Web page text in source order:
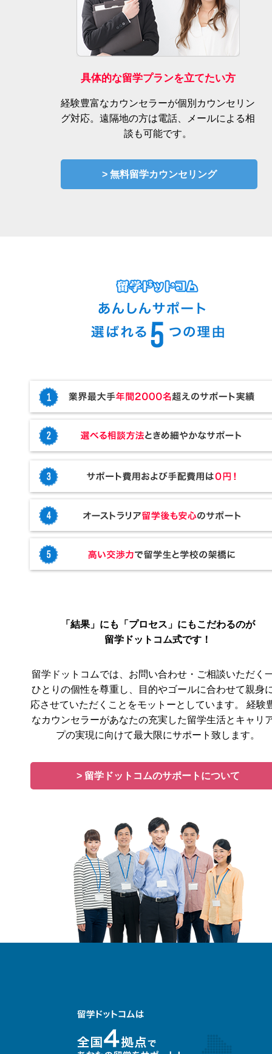
具体的な留学プランを立てたい方
経験豊富なカウンセラーが個別カウンセリン
グ対応。遠隔地の方は電話、メールによる相
談も可能です。
> 無料留学カウンセリング
「結果」にも「プロセス」にもこだわるのが
留学ドットコム式です！
留学ドットコムでは、お問い合わせ・ご相談いただく
ひとりの個性を尊重し、目的やゴールに合わせて親身
応させていただくことをモットーとしています。 経験
なカウンセラーがあなたの充実した留学生活とキャリ
プの実現に向けて最大限にサポート致します。
> 留学ドットコムのサポートについて